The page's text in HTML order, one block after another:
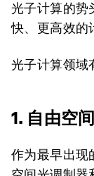
光子计算的势
快、更高效的
光子计算领域
1. 自由空
作为最早出现